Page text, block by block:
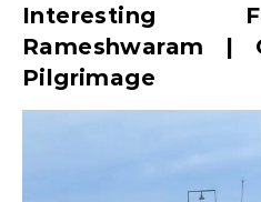
Interesting
Rameshwaram
Pilgrimage